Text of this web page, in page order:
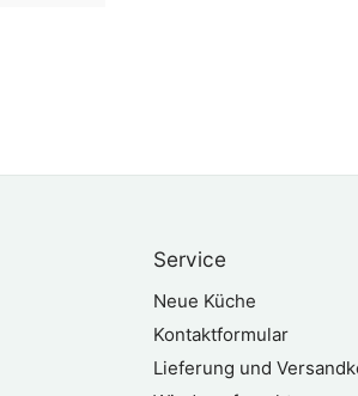
Service
Neue Küche
Kontaktformular
Lieferung und